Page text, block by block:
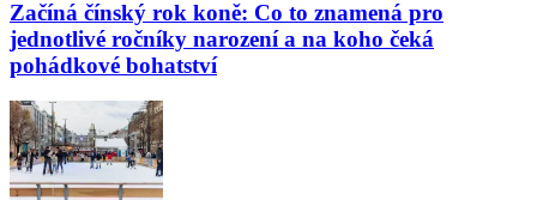
Začíná čínský rok koně: Co to znamená pro
jednotlivé ročníky narození a na koho čeká
pohádkové bohatství